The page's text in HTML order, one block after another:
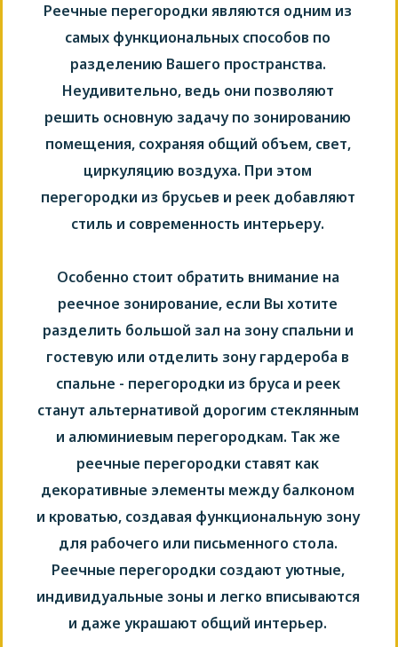
Реечные перегородки являются одним из
самых функциональных способов по
разделению Вашего пространства.
Неудивительно, ведь они позволяют
решить основную задачу по зонированию
помещения, сохраняя общий объем, свет,
циркуляцию воздуха. При этом
перегородки из брусьев и реек добавляют
стиль и современность интерьеру.
Особенно стоит обратить внимание на
реечное зонирование, если Вы хотите
разделить большой зал на зону спальни и
гостевую или отделить зону гардероба в
спальне - перегородки из бруса и реек
станут альтернативой дорогим стеклянным
и алюминиевым перегородкам. Так же
реечные перегородки ставят как
декоративные элементы между балконом
и кроватью, создавая функциональную зону
для рабочего или письменного стола.
Реечные перегородки создают уютные,
индивидуальные зоны и легко вписываются
и даже украшают общий интерьер.